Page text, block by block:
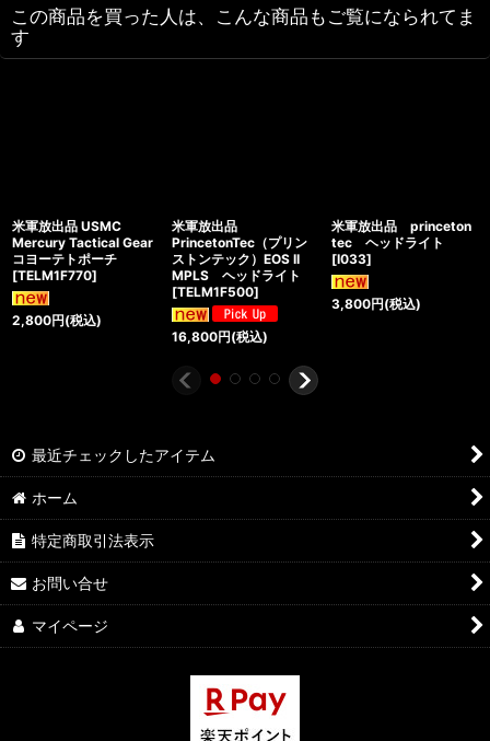
この商品を買った人は、こんな商品もご覧になられてま
す
米軍放出品 USMC
Mercury Tactical Gear
コヨーテトポーチ
[TELM1F770]
2,800円(税込)
米軍放出品
PrincetonTec（プリン
ストンテック）EOS II
MPLS ヘッドライト
[TELM1F500]
16,800円(税込)
米軍放出品 princeton
tec ヘッドライト
[I033]
3,800円(税込)
最近チェックしたアイテム
ホーム
特定商取引法表示
お問い合せ
マイページ